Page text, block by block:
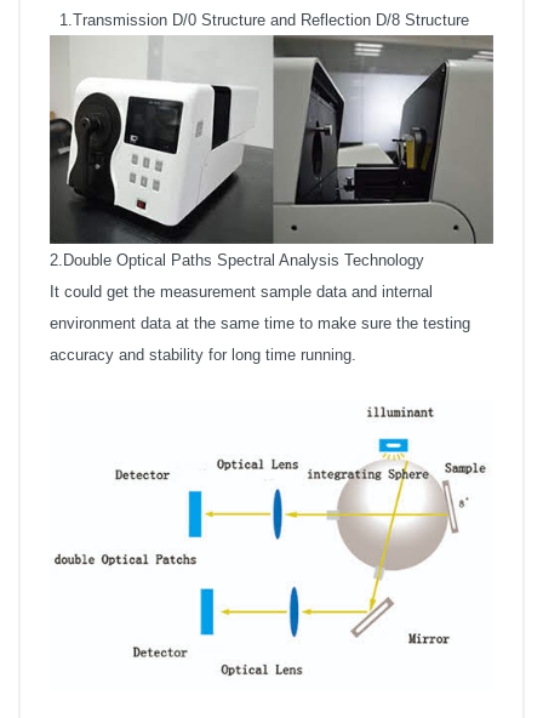
1.Transmission D/0 Structure and Reflection D/8 Structure
2.Double Optical Paths Spectral Analysis Technology
It could get the measurement sample data and internal
environment data at the same time to make sure the testing
accuracy and stability for long time running.